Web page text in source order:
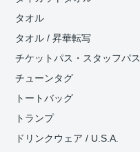
タオル
タオル / 昇華転写
チケットパス・スタッフパス
チューンタグ
トートバッグ
トランプ
ドリンクウェア / U.S.A.